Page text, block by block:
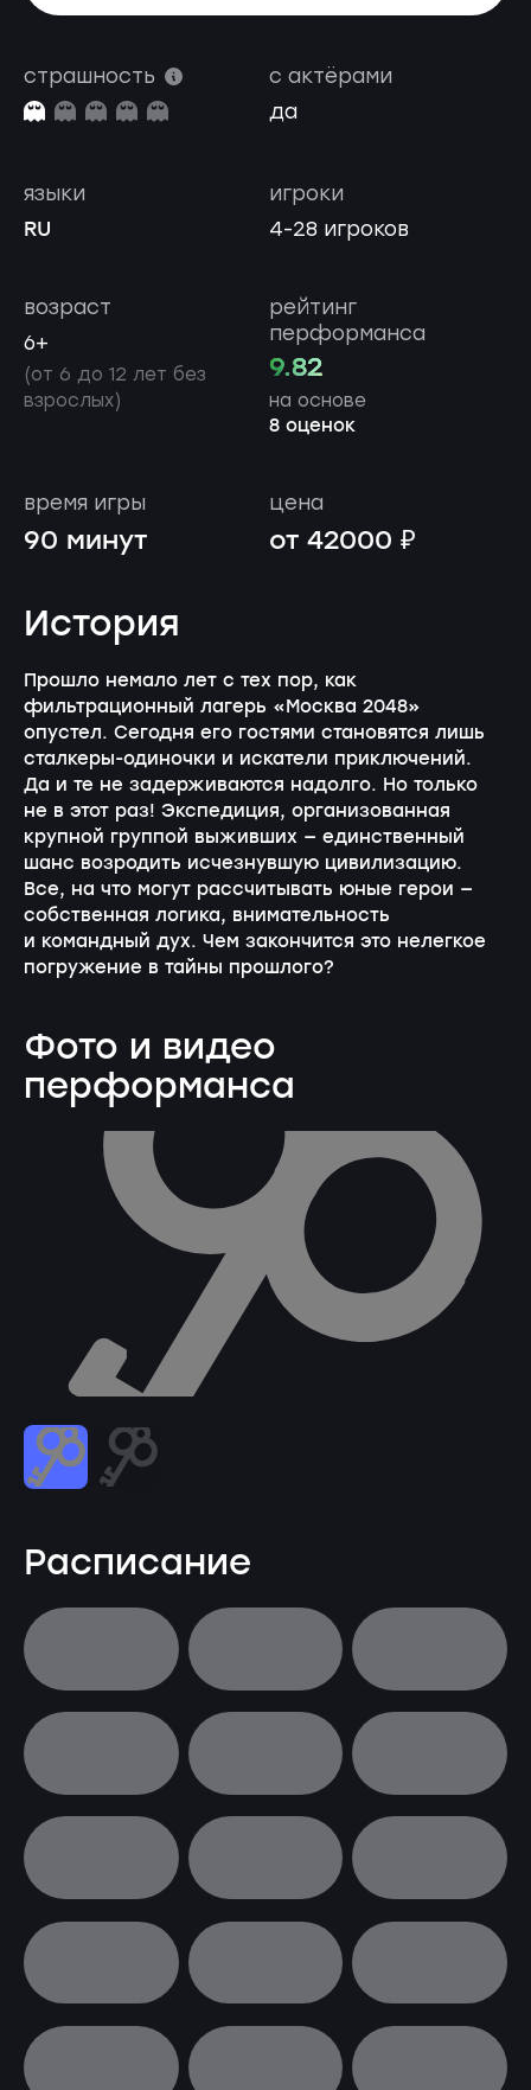
страшность
с актёрами
да
игроки
4-28 игроков
языки
RU
возраст
6+
(от 6 до 12 лет без
взрослых)
рейтинг
перформанса
9.82
на основе
8 оценок
время игры
90 минут
цена
от 42000 ₽
История
Прошло немало лет с тех пор, как
фильтрационный лагерь «Москва 2048»
опустел. Сегодня его гостями становятся лишь
сталкеры-одиночки и искатели приключений.
Да и те не задерживаются надолго. Но только
не в этот раз! Экспедиция, организованная
крупной группой выживших — единственный
шанс возродить исчезнувшую цивилизацию.
Все, на что могут рассчитывать юные герои —
собственная логика, внимательность
и командный дух. Чем закончится это нелегкое
погружение в тайны прошлого?
Фото и видео
перформанса
Расписание